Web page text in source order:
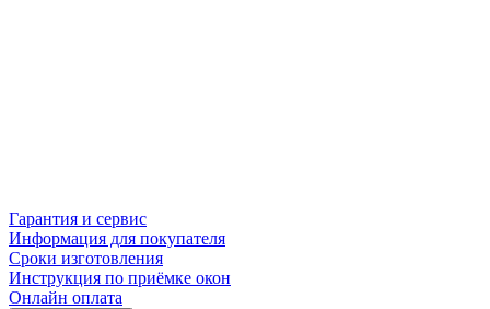
Гарантия и сервис
Информация для покупателя
Сроки изготовления
Инструкция по приёмке окон
Онлайн оплата